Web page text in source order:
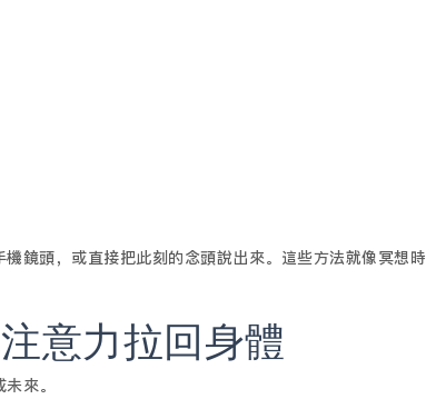
鏡頭，或直接把此刻的念頭說出來。這些方法就像冥想時
意力拉回身體
來。